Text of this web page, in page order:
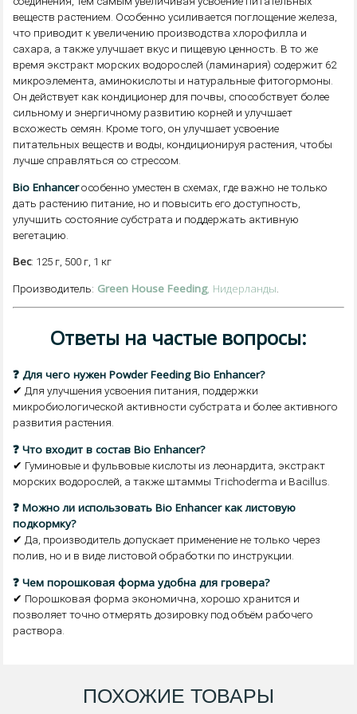
веществ растением. Особенно усиливается поглощение железа,
что приводит к увеличению производства хлорофилла и
сахара, а также улучшает вкус и пищевую ценность. В то же
время экстракт морских водорослей (ламинария) содержит 62
микроэлемента, аминокислоты и натуральные фитогормоны.
Он действует как кондиционер для почвы, способствует более
сильному и энергичному развитию корней и улучшает
всхожесть семян. Кроме того, он улучшает усвоение
питательных веществ и воды, кондиционируя растения, чтобы
лучше справляться со стрессом.
Bio Enhancerособенно уместен в схемах, где важно не только
дать растению питание, но и повысить его доступность,
улучшить состояние субстрата и поддержать активную
вегетацию.
Вес: 125 г, 500 г, 1 кг
Производитель: Green House Feeding, Нидерланды
Ответы на частые вопросы:
❓ Для чего нужен Powder Feeding Bio Enhancer?
✔ Для улучшения усвоения питания, поддержки
микробиологической активности субстрата и более активного
развития растения.
❓ Что входит в состав Bio Enhancer?
✔ Гуминовые и фульвовые кислоты из леонардита, экстракт
морских водорослей, а также штаммы Trichoderma и Bacillus.
❓ Можно ли использовать Bio Enhancer как листовую
подкормку?
✔ Да, производитель допускает применение не только через
полив, но и в виде листовой обработки по инструкции.
❓ Чем порошковая форма удобна для гровера?
✔ Порошковая форма экономична, хорошо хранится и
позволяет точно отмерять дозировку под объём рабочего
раствора.
ПОХОЖИЕ ТОВАРЫ